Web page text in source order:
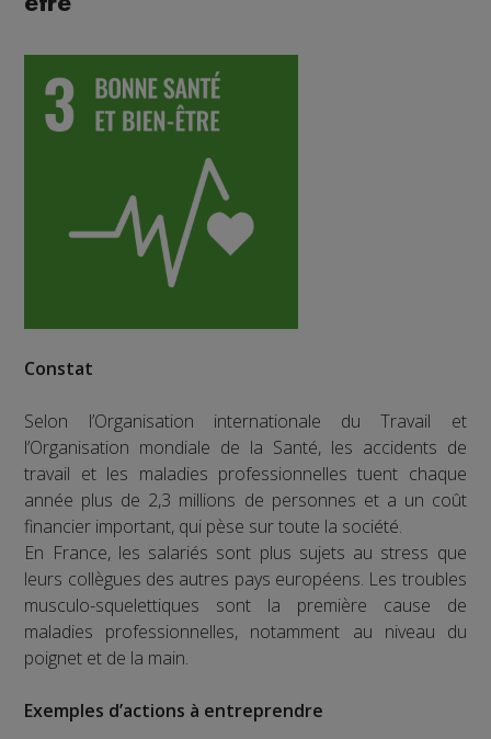
Constat
Selon l’Organisation internationale du Travail et
l’Organisation mondiale de la Santé, les accidents de
travail et les maladies professionnelles tuent chaque
année plus de 2,3 millions de personnes et a un coût
financier important, qui pèse sur toute la société.
En France, les salariés sont plus sujets au stress que
leurs collègues des autres pays européens. Les troubles
musculo-squelettiques sont la première cause de
maladies professionnelles, notamment au niveau du
poignet et de la main.
Exemples d’actions à entreprendre